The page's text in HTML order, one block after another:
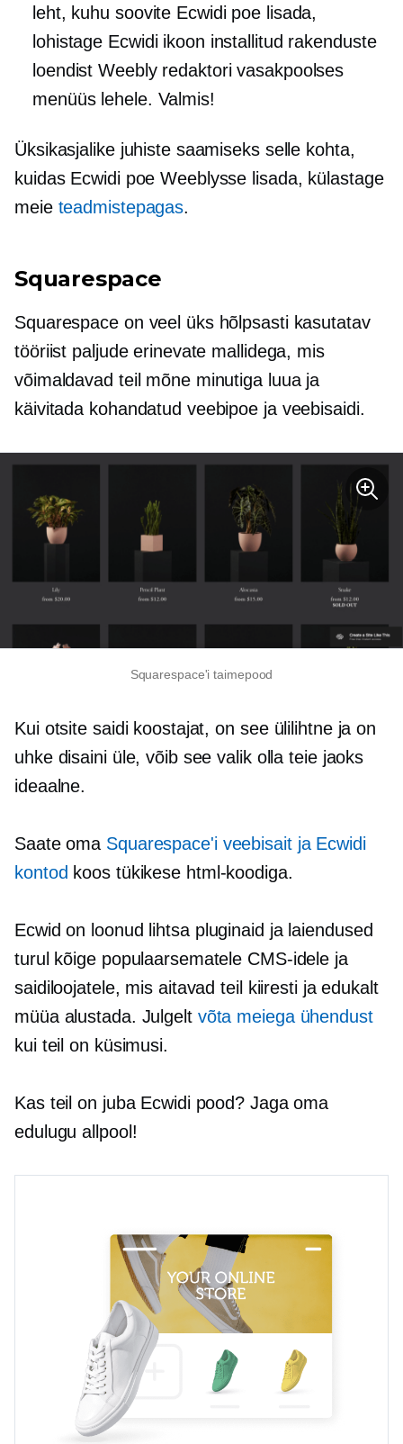
leht, kuhu soovite Ecwidi poe lisada,
lohistage Ecwidi ikoon installitud rakenduste
loendist Weebly redaktori vasakpoolses
menüüs lehele. Valmis!
Üksikasjalike juhiste saamiseks selle kohta,
kuidas Ecwidi poe Weeblysse lisada, külastage
meie teadmistepagas.
Squarespace
Squarespace on veel üks hõlpsasti kasutatav
tööriist paljude erinevate mallidega, mis
võimaldavad teil mõne minutiga luua ja
käivitada kohandatud veebipoe ja veebisaidi.
Squarespace'i taimepood
Kui otsite saidi koostajat, on see ülilihtneja on
uhke disaini üle, võib see valik olla teie jaoks
ideaalne.
Saate oma Squarespace'i veebisait ja Ecwidi
kontod koos tükikese html-koodiga.
Ecwid on loonud lihtsa pluginaid ja laiendused
turul kõige populaarsematele CMS-idele ja
saidiloojatele, mis aitavad teil kiiresti ja edukalt
müüa alustada. Julgelt võta meiega ühendust
kui teil on küsimusi.
Kas teil on juba Ecwidi pood? Jaga oma
edulugu allpool!